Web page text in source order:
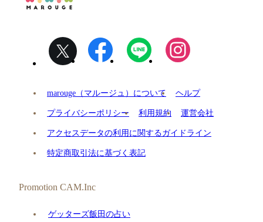
marouge（マルージュ）について ヘルプ
プライバシーポリシー 利用規約 運営会社
アクセスデータの利用に関するガイドライン
特定商取引法に基づく表記
Promotion CAM.Inc
ゲッターズ飯田の占い